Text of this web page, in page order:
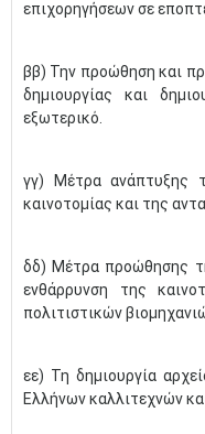
επιχορηγήσεων σε
ββ) Την προώθηση και
δημιουργίας και
εξωτερικό.
γγ) Μέτρα ανάπτυξης
καινοτομίας και της
δδ) Μέτρα προώθησης
ενθάρρυνση της
πολιτιστικών
εε) Τη δημιουργία
Ελλήνων καλλιτεχνών